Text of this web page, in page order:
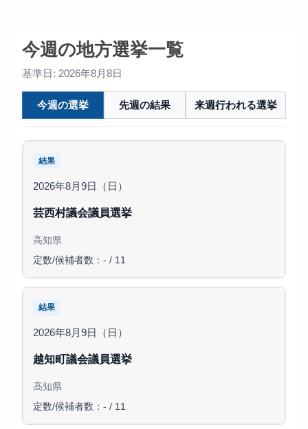
今週の地方選挙一覧
基準日: 2026年8月8日
今週の選挙 先週の結果 来週行われる選挙
結果
2026年8月9日（日）
芸西村議会議員選挙
高知県
定数/候補者数：- / 11
結果
2026年8月9日（日）
越知町議会議員選挙
高知県
定数/候補者数：- / 11